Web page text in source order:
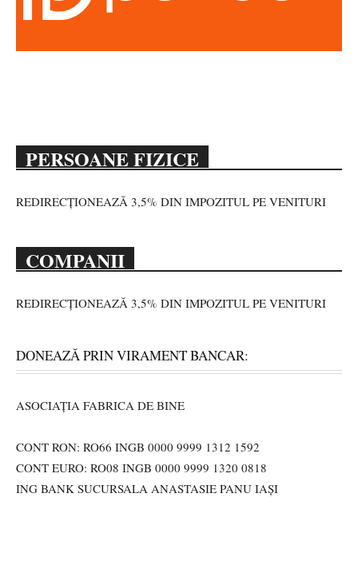
PERSOANE FIZICE
REDIRECȚIONEAZĂ 3,5% DIN IMPOZITUL PE VENITURI
COMPANII
REDIRECȚIONEAZĂ 3,5% DIN IMPOZITUL PE VENITURI
DONEAZĂ PRIN VIRAMENT BANCAR:
ASOCIAȚIA FABRICA DE BINE
CONT RON: RO66 INGB 0000 9999 1312 1592
CONT EURO: RO08 INGB 0000 9999 1320 0818
ING BANK SUCURSALA ANASTASIE PANU IAȘI